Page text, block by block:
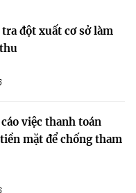
đột xuất cơ sở làm
việc thanh toán
mặt để chống tham